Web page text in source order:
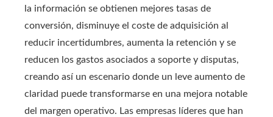
la información se obtienen mejores tasas de
conversión, disminuye el coste de adquisición al
reducir incertidumbres, aumenta la retención y se
reducen los gastos asociados a soporte y disputas,
creando así un escenario donde un leve aumento de
claridad puede transformarse en una mejora notable
del margen operativo. Las empresas líderes que han